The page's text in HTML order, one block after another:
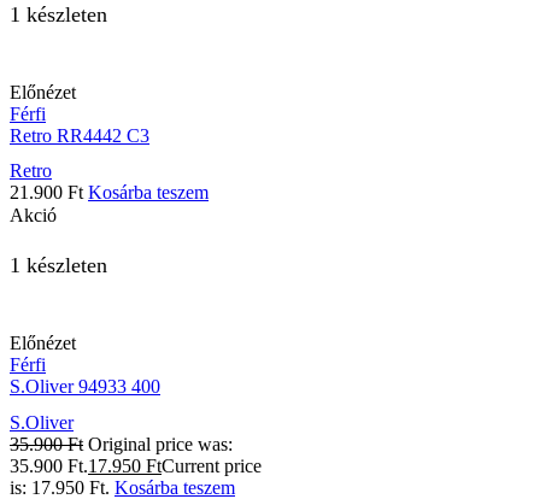
1 készleten
Előnézet
Férfi
Retro RR4442 C3
Retro
21.900 Ft Kosárba teszem
Akció
1 készleten
Előnézet
Férfi
S.Oliver 94933 400
S.Oliver
35.900Ft Original price was:
35.900 Ft.17.950 FtCurrent price
is: 17.950 Ft. Kosárba teszem